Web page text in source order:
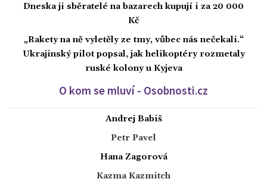
Dneska ji sběratelé na bazarech kupují i za 20 000
Kč
„Rakety na ně vyletěly ze tmy, vůbec nás nečekali.“
Ukrajinský pilot popsal, jak helikoptéry rozmetaly
ruské kolony u Kyjeva
O kom se mluví - Osobnosti.cz
Andrej Babiš
Petr Pavel
Hana Zagorová
Kazma Kazmitch